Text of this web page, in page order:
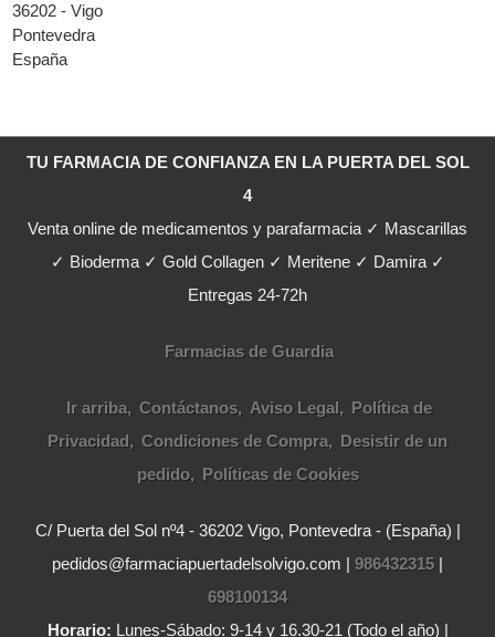
36202 - Vigo
Pontevedra
España
TU FARMACIA DE CONFIANZA EN LA PUERTA DEL SOL
4
Venta online de medicamentos y parafarmacia ✓ Mascarillas
✓ Bioderma ✓ Gold Collagen ✓ Meritene ✓ Damira ✓
Entregas 24-72h
Farmacias de Guardia
Ir arriba Contáctanos Aviso Legal
Política de
Privacidad
Condiciones de Compra
Desistir de un
pedido
Políticas de Cookies
C/ Puerta del Sol nº4 - 36202 Vigo, Pontevedra - (España) |
pedidos@farmaciapuertadelsolvigo.com | 986432315
698100134
Horario: Lunes-Sábado: 9-14 y 16.30-21 (Todo el año) |